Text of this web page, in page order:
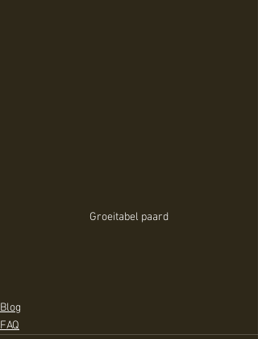
Groeitabel paard
Blog
FAQ